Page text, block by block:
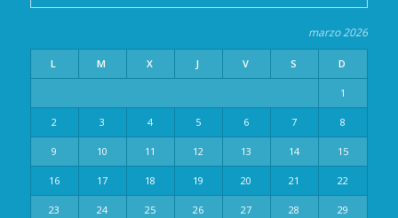
marzo 2026
L M X J V S D
1
2 3 4 5 6 7 8
9 10 11 12 13 14 15
16 17 18 19 20 21 22
23 24 25 26 27 28 29